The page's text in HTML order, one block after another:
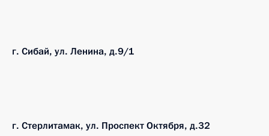
г. Сибай, ул. Ленина, д.9/1
г. Стерлитамак, ул. Проспект Октября, д.32